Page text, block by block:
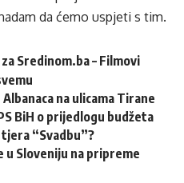
da ćemo uspjeti s tim.
Sredinom.ba – Filmovi
na ulicama Tirane
BiH o prijedlogu budžeta
“Svadbu”?
u Sloveniju na pripreme